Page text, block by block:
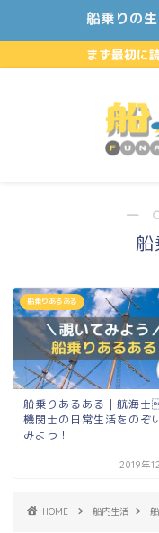
船乗りの
まず最初に
―
船
船乗りあるある
船乗りあるある｜航海士
機関士の日常生活をのぞ
みよう！
2019年
HOME 船内生活